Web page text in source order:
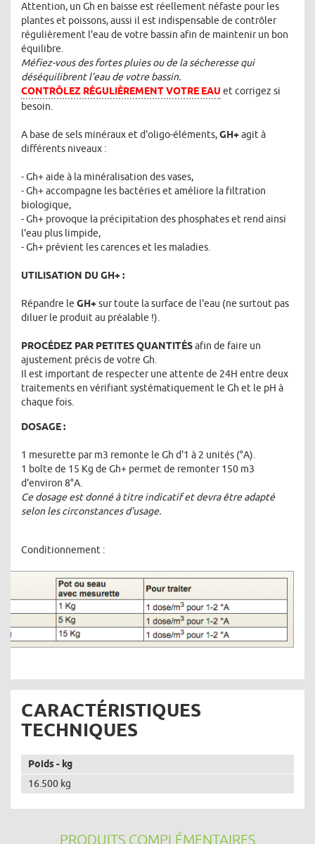
Attention, un Gh en baisse est réellement néfaste pour les
plantes et poissons, aussi il est indispensable de contrôler
régulièrement l'eau de votre bassin afin de maintenir un bon
équilibre.
Méfiez-vous des fortes pluies ou de la sécheresse qui
déséquilibrent l'eau de votre bassin.
CONTRÔLEZ RÉGULIÈREMENT VOTRE EAU et corrigez si
besoin.
A base de sels minéraux et d'oligo-éléments,GH+agit à
différents niveaux :
- Gh+ aide à la minéralisation des vases,
- Gh+ accompagne les bactéries et améliore la filtration
biologique,
- Gh+ provoque la précipitation des phosphates et rend ainsi
l'eau plus limpide,
- Gh+ prévient les carences et les maladies.
UTILISATION DU GH+ :
Répandre le GH+sur toute la surface de l'eau (ne surtout pas
diluer le produit au préalable !).
PROCÉDEZ PAR PETITES QUANTITÉSafin de faire un
ajustement précis de votre Gh.
Il est important de respecter une attente de 24H entre deux
traitements en vérifiant systématiquement le Gh et le pH à
chaque fois.
DOSAGE :
1 mesurette par m3 remonte le Gh d'1 à 2 unités (°A).
1 boîte de 15 Kg de Gh+ permet de remonter 150 m3
d'environ 8°A.
Ce dosage est donné à titre indicatif et devra être adapté
selon les circonstances d'usage.
Conditionnement :
CARACTÉRISTIQUES
TECHNIQUES
Poids - kg
16.500 kg
PRODUITS COMPLÉMENTAIRES